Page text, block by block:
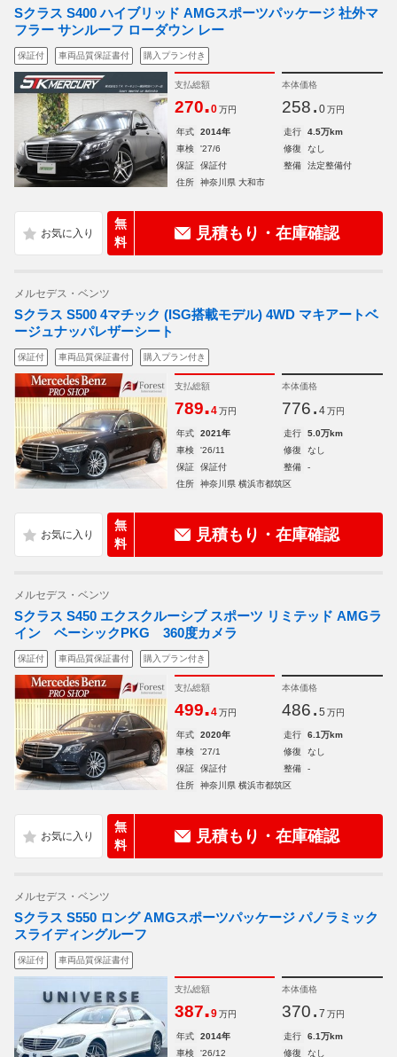
Sクラス S400 ハイブリッド AMGスポーツパッケージ 社外マ
フラー サンルーフ ローダウン レー
保証付 車両品質保証書付 購入プラン付き
支払総額
270.0 万円
本体価格
258. 0 万円
年式 2014年 走行
4.5万km
車検
'27/6 修復
なし
保証
保証付 整備
法定整備付
住所
神奈川県 大和市
無
料
見積もり・在庫確認
メルセデス・ベンツ
Sクラス S500 4マチック (ISG搭載モデル) 4WD マキアートベ
ージュナッパレザーシート
保証付 車両品質保証書付 購入プラン付き
支払総額
789.4 万円
本体価格
776. 4 万円
年式 2021年 走行
5.0万km
車検
'26/11 修復
なし
保証
保証付 整備
-
住所
神奈川県 横浜市都筑区
無
料
見積もり・在庫確認
メルセデス・ベンツ
Sクラス S450 エクスクルーシブ スポーツ リミテッド AMGラ
イン ベーシックPKG 360度カメラ
保証付 車両品質保証書付 購入プラン付き
支払総額
499.4 万円
本体価格
486. 5 万円
年式 2020年 走行
6.1万km
車検
'27/1 修復
なし
保証
保証付 整備
-
住所
神奈川県 横浜市都筑区
無
料
見積もり・在庫確認
メルセデス・ベンツ
Sクラス S550 ロング AMGスポーツパッケージ パノラミック
スライディングルーフ
保証付 車両品質保証書付
支払総額
387.9 万円
本体価格
370. 7 万円
年式 2014年 走行
6.1万km
車検
'26/12 修復 なし